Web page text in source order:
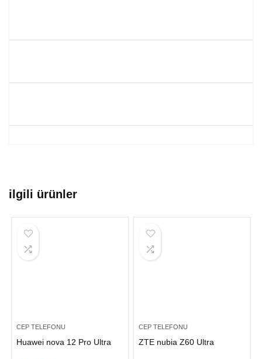
ilgili ürünler
CEP TELEFONU
Huawei nova 12 Pro Ultra
CEP TELEFONU
ZTE nubia Z60 Ultra